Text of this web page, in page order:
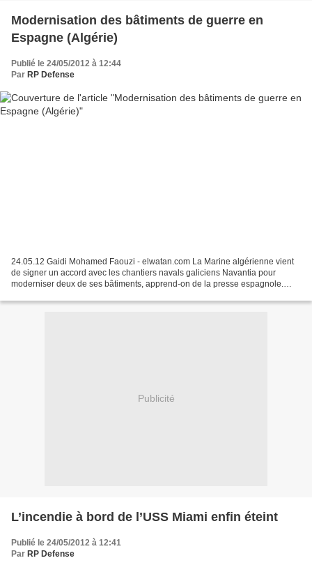
Modernisation des bâtiments de guerre en
Espagne (Algérie)
Publié le 24/05/2012 à 12:44
Par RP Defense
24.05.12 Gaidi Mohamed Faouzi - elwatan.com La Marine algérienne vient
de signer un accord avec les chantiers navals galiciens Navantia pour
moderniser deux de ses bâtiments, apprend-on de la presse espagnole.
Publicité
L’incendie à bord de l’USS Miami enfin éteint
Publié le 24/05/2012 à 12:41
Par RP Defense